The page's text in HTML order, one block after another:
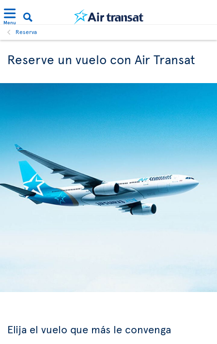
Menu
Reserva
Reserve un vuelo con Air Transat
Elija el vuelo que más le convenga